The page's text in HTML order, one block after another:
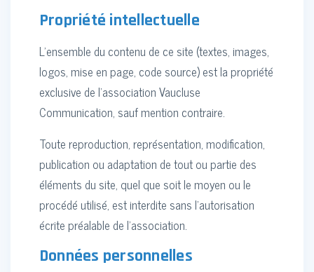
Propriété intellectuelle
L'ensemble du contenu de ce site (textes, images,
logos, mise en page, code source) est la propriété
exclusive de l'association Vaucluse
Communication, sauf mention contraire.
Toute reproduction, représentation, modification,
publication ou adaptation de tout ou partie des
éléments du site, quel que soit le moyen ou le
procédé utilisé, est interdite sans l'autorisation
écrite préalable de l'association.
Données personnelles